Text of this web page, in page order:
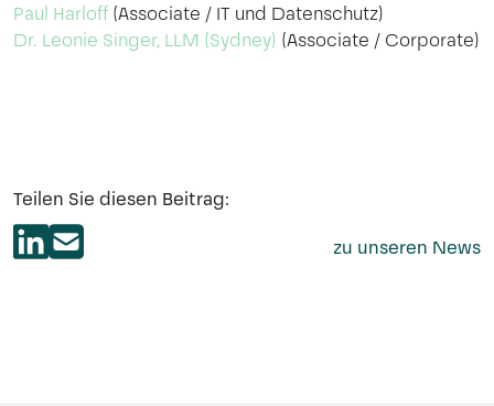
Paul Harloff (Associate / IT und Datenschutz)
Dr. Leonie Singer, LLM (Sydney) (Associate / Corporate)
Teilen Sie diesen Beitrag:
zu unseren News